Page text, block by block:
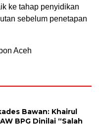
ke tahap penyidikan
sebelum penetapan
Aceh
Bawan: Khairul
BPG Dinilai “Salah